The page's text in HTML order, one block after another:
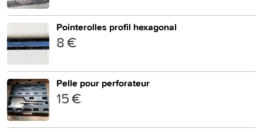
Pointerolles profil hexagonal
8 €
Pelle pour perforateur
15 €